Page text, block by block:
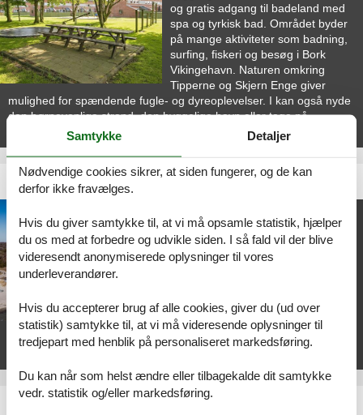
og gratis adgang til badeland med
spa og tyrkisk bad. Området byder
på mange aktiviteter som badning,
surfing, fiskeri og besøg i Bork
Vikingehavn. Naturen omkring
Tipperne og Skjern Enge giver
mulighed for spændende fugle- og dyreoplevelser. I kan også nyde
den børnevenlige strand, den hyggelige havn eller tage på
udflugter til Vesterhavet.
Dronningens Ferieby
Dronningens Ferieby, beliggende
ved Grenå Strand på Djursland, er
et feriecenter designet til at være
fuldt tilgængeligt for mennesker
hjælpemidler, naturskønne
omgivelser og adgang til en bred,
børnevenlig strand. Med aktiviteter som strandture, legepladser og
Enjoy Resorts Marina Fiskenæs
Samtykke Detaljer
Nødvendige cookies sikrer, at siden fungerer, og de kan
derfor ikke fravælges.
Hvis du giver samtykke til, at vi må opsamle statistik, hjælper
du os med at forbedre og udvikle siden. I så fald vil der blive
videresendt anonymiserede oplysninger til vores
underleverandører.
Hvis du accepterer brug af alle cookies, giver du (ud over
statistik) samtykke til, at vi må videresende oplysninger til
tredjepart med henblik på personaliseret markedsføring.
Du kan når som helst ændre eller tilbagekalde dit samtykke
vedr. statistik og/eller markedsføring.